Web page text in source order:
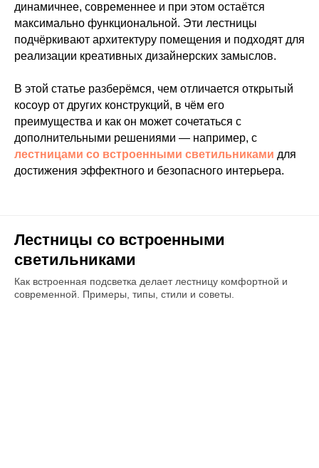
динамичнее, современнее и при этом остаётся
максимально функциональной. Эти лестницы
подчёркивают архитектуру помещения и подходят для
реализации креативных дизайнерских замыслов.
В этой статье разберёмся, чем отличается открытый
косоур от других конструкций, в чём его
преимущества и как он может сочетаться с
дополнительными решениями — например, с
лестницами со встроенными светильниками для
достижения эффектного и безопасного интерьера.
Лестницы со встроенными
светильниками
Как встроенная подсветка делает лестницу комфортной и
современной. Примеры, типы, стили и советы.